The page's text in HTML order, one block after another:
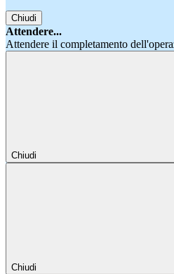
Chiudi
Attendere...
Attendere il completamento
Chiudi
Chiudi